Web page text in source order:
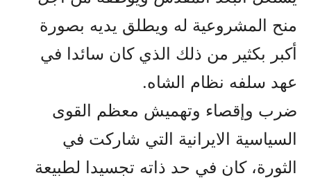
منح المشروعية له ويطلق يديه بصورة
أكبر بكثير من ذلك الذي كان سائدا في
عهد سلفه نظام الشاه.
ضرب وإقصاء وتهميش معظم القوى
السياسية الايرانية التي شاركت في
الثورة، كان في حد ذاته تجسيدا لطبيعة